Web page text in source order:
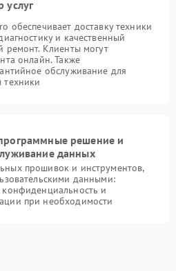
услуг
обеспечивает доставку техники
и качественный
ремонт. Клиенты могут
онлайн. Также
обслуживание для
техники
решение и
данных
прошивок и инструментов,
данными:
и
при необходимости